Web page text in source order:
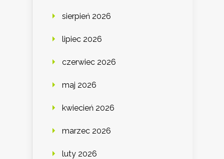
sierpień 2026
lipiec 2026
czerwiec 2026
maj 2026
kwiecień 2026
marzec 2026
luty 2026